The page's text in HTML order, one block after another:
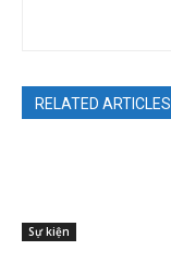
RELATED ARTICLES
Sự kiện